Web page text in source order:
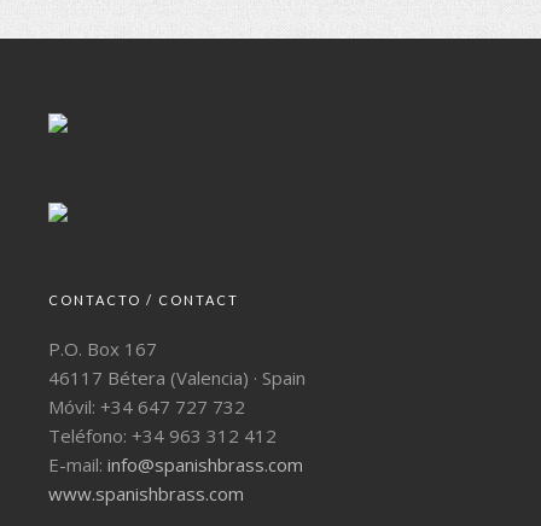
CONTACTO / CONTACT
P.O. Box 167
46117 Bétera (Valencia) · Spain
Móvil: +34 647 727 732
Teléfono: +34 963 312 412
E-mail: info@spanishbrass.com
www.spanishbrass.com